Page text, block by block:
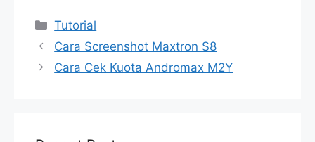
Categories
Tutorial
Cara Screenshot Maxtron S8
Cara Cek Kuota Andromax M2Y